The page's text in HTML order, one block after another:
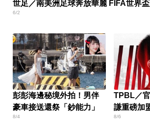
世足／南美洲足球奔放華麗 FIFA世界
6/2
彭彭海邊秘境外拍！男伴
豪車接送還祭「鈔能力」
8/4
TPBL／
謙重磅加
8/6